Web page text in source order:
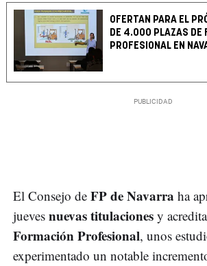
OFERTAN PARA EL
DE 4.000 PLAZAS DE
PROFESIONAL EN
El Consejo de FP de Navarra ha
jueves nuevas titulaciones y
Formación Profesional, unos
experimentado un notable